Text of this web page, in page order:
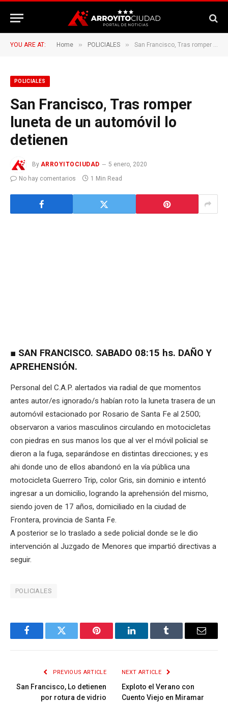
YOU ARE AT: Home » POLICIALES » San Francisco, Tras romper luneta de un automóvil lo detienen
POLICIALES
San Francisco, Tras romper
luneta de un automóvil lo
detienen
By ARROYITOCIUDAD
5 enero, 2020
No hay comentarios
1 Min Read
■ SAN FRANCISCO. SABADO 08:15 hs. DAÑO Y
APREHENSIÓN.
Personal del C.A.P. alertados via radial de que momentos
antes autor/es ignorado/s habían roto la luneta trasera de un
automóvil estacionado por Rosario de Santa Fe al 2500;
observaron a varios masculinos circulando en motocicletas
con piedras en sus manos los que al ver el móvil policial se
dieron a la fuga, separándose en distintas direcciones; y es
ahi donde uno de ellos abandonó en la vía pública una
motocicleta Guerrero Trip, color Gris, sin dominio e intentó
ingresar a un domicilio, logrando la aprehensión del mismo,
siendo joven de 17 años, domiciliado en la ciudad de
Frontera, provincia de Santa Fe.
A posterior se lo traslado a sede policial donde se le dio
intervención al Juzgado de Menores que impartió directivas a
seguir.
POLICIALES
FacebookTwitter Pinterest LinkedInTumblr Email
PREVIOUS ARTICLE
San Francisco, Lo detienen
por rotura de vidrio
NEXT ARTICLE
Exploto el Verano con
Cuento Viejo en Miramar